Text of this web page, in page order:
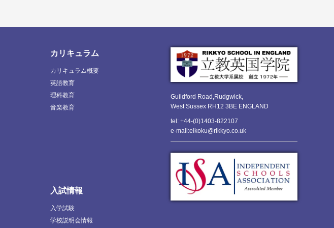
Guildford Road,Rudgwick,
West Sussex RH12 3BE ENGLAND
tel: +44-(0)1403-822107
e-mail:eikoku@rikkyo.co.uk
カリキュラム
カリキュラム概要
英語教育
理科教育
音楽教育
入試情報
入学試験
学校説明会情報